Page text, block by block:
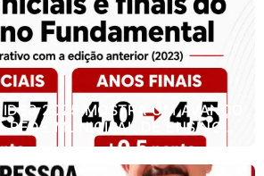
IDEB 2025 MOSTRA UM AVANÇO
REDE MUNICIPAL DE ENSINO